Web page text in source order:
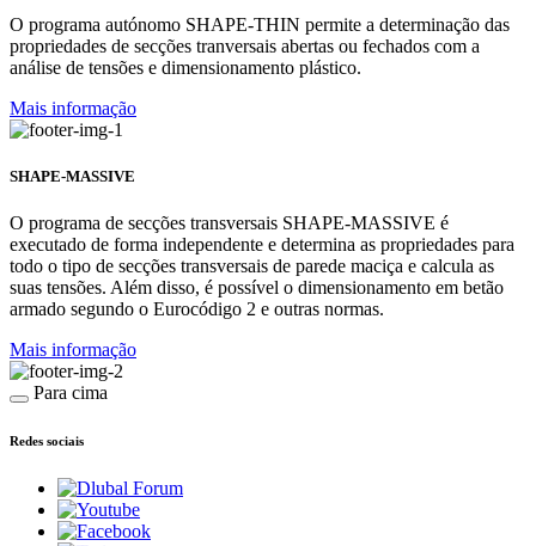
O programa autónomo SHAPE-THIN permite a determinação das
propriedades de secções tranversais abertas ou fechados com a
análise de tensões e dimensionamento plástico.
Mais informação
SHAPE-MASSIVE
O programa de secções transversais SHAPE-MASSIVE é
executado de forma independente e determina as propriedades para
todo o tipo de secções transversais de parede maciça e calcula as
suas tensões. Além disso, é possível o dimensionamento em betão
armado segundo o Eurocódigo 2 e outras normas.
Mais informação
Para cima
Redes sociais